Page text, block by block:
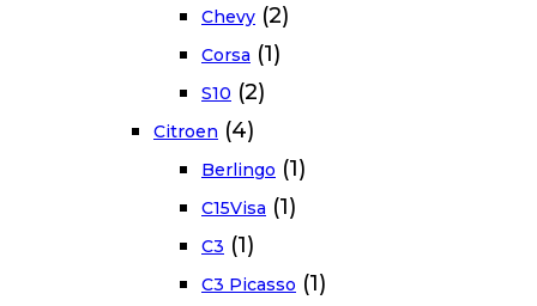
Chevy (2)
Corsa (1)
S10 (2)
Citroen (4)
Berlingo (1)
C15Visa (1)
C3 (1)
C3 Picasso (1)